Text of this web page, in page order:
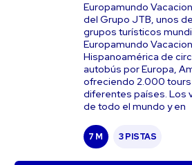
Europamundo
del Grupo JTB, unos
grupos turísticos
Europamundo
Hispanoamérica de
autobús por Europa,
ofreciendo 2.000
diferentes países. Los
de todo el mundo y en
7 M 3 PISTAS